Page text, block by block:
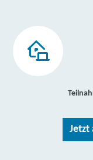
Jetzt